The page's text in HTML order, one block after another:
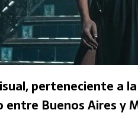
perteneciente a
entre Buenos Aires y